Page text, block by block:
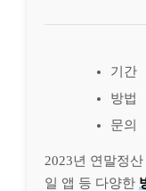
기간
방법
문의
2023년 연말정
일 앱 등 다양한